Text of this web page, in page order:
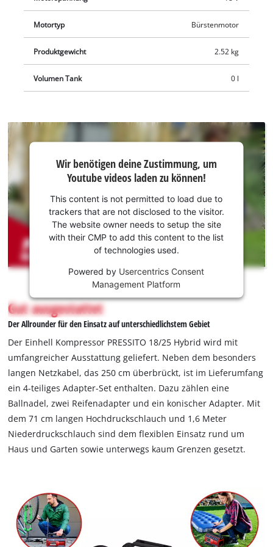
für den Einsatz im Dunkeln machen den Kompressor zum
optimalen Begleiter für unterwegs und daheim. Die Lieferung
erfolgt ohne Akku und Ladegerät. Diese sind separat
erhältlich, zum Beispiel als praktisches Einhell-Starterset.
Motortyp Bürstenmotor
Produktgewicht 2.52 kg
Volumen Tank 0 l
benötigen
deine
Zustimmung,
um Youtube
laden zu
können!
This
content
permitted
to
due
to
trackers
that
are
not
to
the
owner
needs
to
setup
Wir benötigen deine Zustimmung, um
Youtube videos laden zu können!
This content is not permitted to load due to
trackers that are not disclosed to the visitor.
The website owner needs to setup the site
with their CMP to add this content to the list
of technologies used.
Powered by Usercentrics Consent
Management Platform
Gut ausgestattet
Der Allrounder für den Einsatz auf unterschiedlichstem Gebiet
Der Einhell Kompressor PRESSITO 18/25 Hybrid wird mit
umfangreicher Ausstattung geliefert. Neben dem besonders
langen Netzkabel, das 250 cm überbrückt, ist im Lieferumfang
ein 4-teiliges Adapter-Set enthalten. Dazu zählen eine
Ballnadel, zwei Reifenadapter und ein konischer Adapter. Mit
dem 71 cm langen Hochdruckschlauch und 1,6 Meter
Niederdruckschlauch sind dem flexiblen Einsatz rund um
Haus und Garten sowie unterwegs kaum Grenzen gesetzt.